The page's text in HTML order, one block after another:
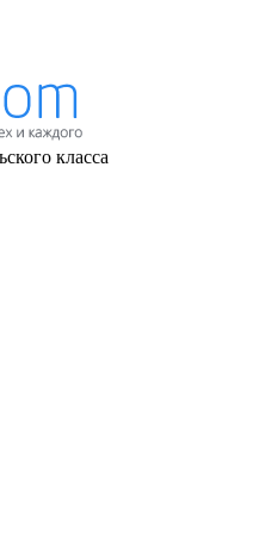
класса